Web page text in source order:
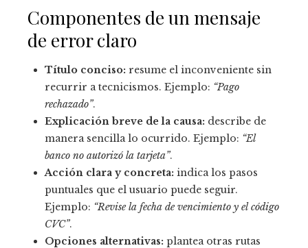
Componentes de un mensaje
de error claro
Título conciso: resume el inconveniente sin
recurrir a tecnicismos. Ejemplo: “Pago
rechazado”.
Explicación breve de la causa: describe de
manera sencilla lo ocurrido. Ejemplo: “El
banco no autorizó la tarjeta”.
Acción clara y concreta: indica los pasos
puntuales que el usuario puede seguir.
Ejemplo: “Revise la fecha de vencimiento y el código
CVC”.
Opciones alternativas: plantea otras rutas